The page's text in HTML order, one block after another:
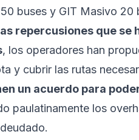
buses y GIT Masivo 20
repercusiones que se
, los operadores han
y cubrir las rutas
un acuerdo para
paulatinamente los